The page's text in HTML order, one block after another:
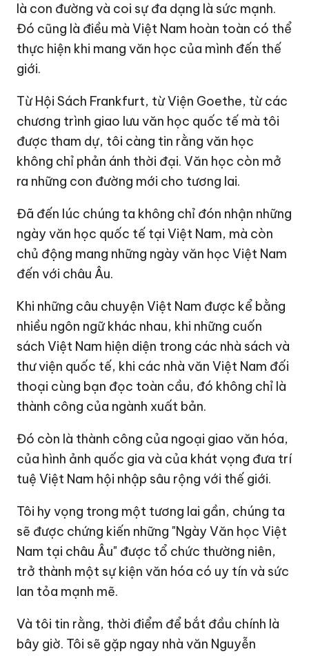
là con đường và coi sự đa dạng là sức mạnh.
Đó cũng là điều mà Việt Nam hoàn toàn có thể
thực hiện khi mang văn học của mình đến thế
giới.
Từ Hội Sách Frankfurt, từ Viện Goethe, từ các
chương trình giao lưu văn học quốc tế mà tôi
được tham dự, tôi càng tin rằng văn học
không chỉ phản ánh thời đại. Văn học còn mở
ra những con đường mới cho tương lai.
Đã đến lúc chúng ta không chỉ đón nhận những
ngày văn học quốc tế tại Việt Nam, mà còn
chủ động mang những ngày văn học Việt Nam
đến với châu Âu.
Khi những câu chuyện Việt Nam được kể bằng
nhiều ngôn ngữ khác nhau, khi những cuốn
sách Việt Nam hiện diện trong các nhà sách và
thư viện quốc tế, khi các nhà văn Việt Nam đối
thoại cùng bạn đọc toàn cầu, đó không chỉ là
thành công của ngành xuất bản.
Đó còn là thành công của ngoại giao văn hóa,
của hình ảnh quốc gia và của khát vọng đưa trí
tuệ Việt Nam hội nhập sâu rộng với thế giới.
Tôi hy vọng trong một tương lai gần, chúng ta
sẽ được chứng kiến những "Ngày Văn học Việt
Nam tại châu Âu" được tổ chức thường niên,
trở thành một sự kiện văn hóa có uy tín và sức
lan tỏa mạnh mẽ.
Và tôi tin rằng, thời điểm để bắt đầu chính là
bây giờ. Tôi sẽ gặp ngay nhà văn Nguyễn